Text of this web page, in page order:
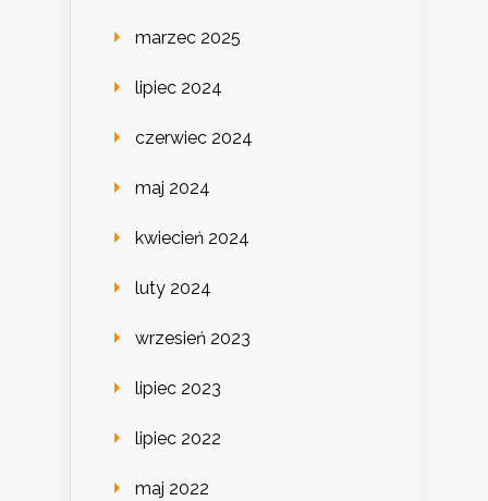
marzec 2025
lipiec 2024
czerwiec 2024
maj 2024
kwiecień 2024
luty 2024
wrzesień 2023
lipiec 2023
lipiec 2022
maj 2022